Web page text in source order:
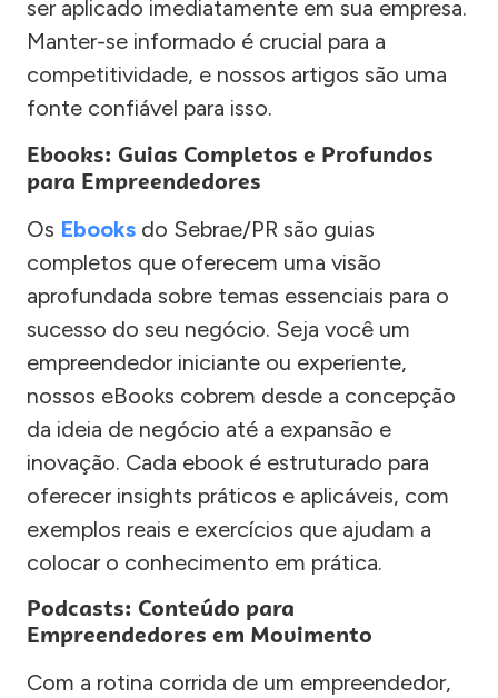
ser aplicado imediatamente em sua empresa.
Manter-se informado é crucial para a
competitividade, e nossos artigos são uma
fonte confiável para isso.
Ebooks: Guias Completos e Profundos
para Empreendedores
Os Ebooks do Sebrae/PR são guias
completos que oferecem uma visão
aprofundada sobre temas essenciais para o
sucesso do seu negócio. Seja você um
empreendedor iniciante ou experiente,
nossos eBooks cobrem desde a concepção
da ideia de negócio até a expansão e
inovação. Cada ebook é estruturado para
oferecer insights práticos e aplicáveis, com
exemplos reais e exercícios que ajudam a
colocar o conhecimento em prática.
Podcasts: Conteúdo para
Empreendedores em Movimento
Com a rotina corrida de um empreendedor,